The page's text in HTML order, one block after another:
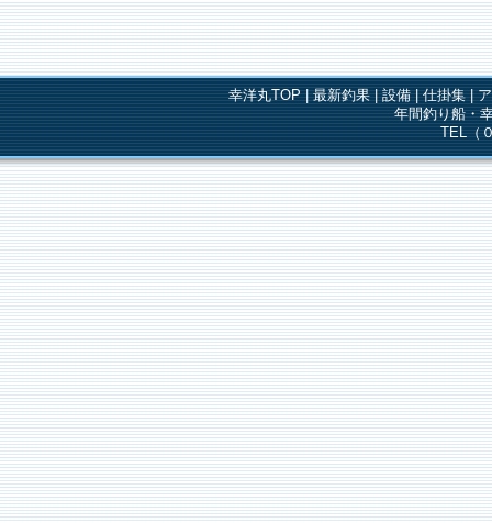
幸洋丸TOP |最新釣果 |設備 |仕掛集
年間釣り船・
TEL（